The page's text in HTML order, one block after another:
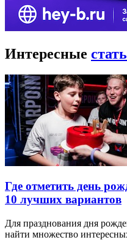
Интересные
Где отметить день
10 лучших вариантов
Для празднования дня
найти множество